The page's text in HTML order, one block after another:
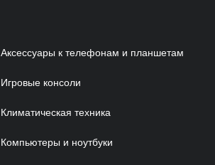
Аксессуары к телефонам и планшетам
Игровые консоли
Климатическая техника
Компьютеры и ноутбуки